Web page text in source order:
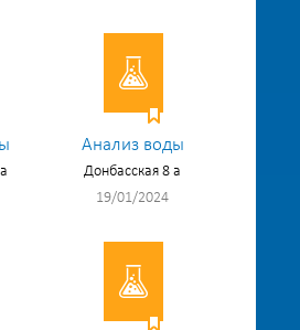
Анализ воды
Донбасская 8 а
19/01/2024